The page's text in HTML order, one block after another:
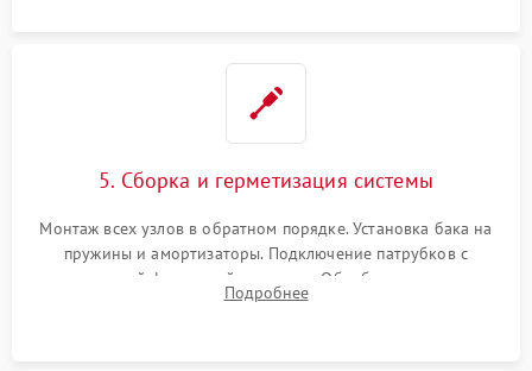
5. Сборка и герметизация системы
Монтаж всех узлов в обратном порядке. Установка бака на
пружины и амортизаторы. Подключение патрубков с
надежной фиксацией хомутами. Обработка стыков
герметиком для предотвращения возможных протечек воды.
Подробнее